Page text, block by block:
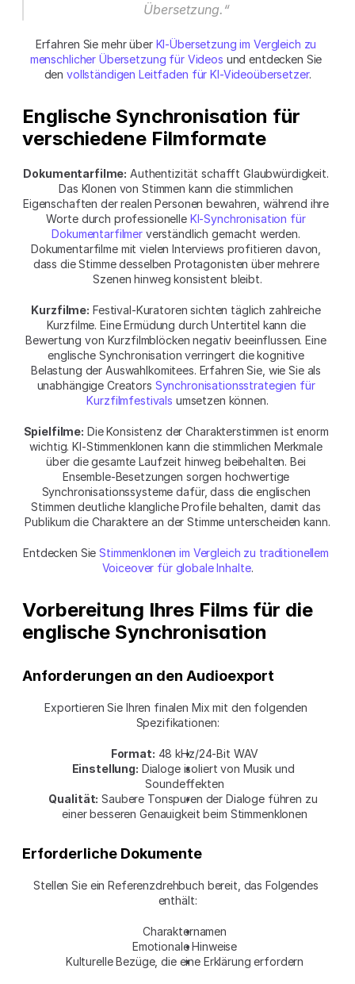
Übersetzung.“
Erfahren Sie mehr über KI-Übersetzung im Vergleich zu
menschlicher Übersetzung für Videos und entdecken Sie
den vollständigen Leitfaden für KI-Videoübersetzer.
Englische Synchronisation für
verschiedene Filmformate
Dokumentarfilme: Authentizität schafft Glaubwürdigkeit.
Das Klonen von Stimmen kann die stimmlichen
Eigenschaften der realen Personen bewahren, während ihre
Worte durch professionelle KI-Synchronisation für
Dokumentarfilmer verständlich gemacht werden.
Dokumentarfilme mit vielen Interviews profitieren davon,
dass die Stimme desselben Protagonisten über mehrere
Szenen hinweg konsistent bleibt.
Kurzfilme: Festival-Kuratoren sichten täglich zahlreiche
Kurzfilme. Eine Ermüdung durch Untertitel kann die
Bewertung von Kurzfilmblöcken negativ beeinflussen. Eine
englische Synchronisation verringert die kognitive
Belastung der Auswahlkomitees. Erfahren Sie, wie Sie als
unabhängige Creators Synchronisationsstrategien für
Kurzfilmfestivals umsetzen können.
Spielfilme: Die Konsistenz der Charakterstimmen ist enorm
wichtig. KI-Stimmenklonen kann die stimmlichen Merkmale
über die gesamte Laufzeit hinweg beibehalten. Bei
Ensemble-Besetzungen sorgen hochwertige
Synchronisationssysteme dafür, dass die englischen
Stimmen deutliche klangliche Profile behalten, damit das
Publikum die Charaktere an der Stimme unterscheiden kann.
Entdecken Sie Stimmenklonen im Vergleich zu traditionellem
Voiceover für globale Inhalte.
Vorbereitung Ihres Films für die
englische Synchronisation
Anforderungen an den Audioexport
Exportieren Sie Ihren finalen Mix mit den folgenden
Spezifikationen:
Format: 48 kHz/24-Bit WAV
Einstellung: Dialoge isoliert von Musik und
Soundeffekten
Qualität: Saubere Tonspuren der Dialoge führen zu
einer besseren Genauigkeit beim Stimmenklonen
Erforderliche Dokumente
Stellen Sie ein Referenzdrehbuch bereit, das Folgendes
enthält:
Charakternamen
Emotionale Hinweise
Kulturelle Bezüge, die eine Erklärung erfordern